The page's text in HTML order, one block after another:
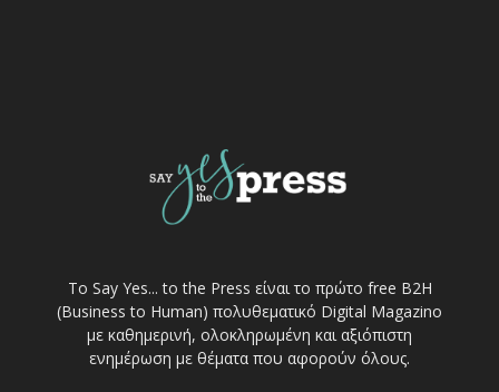
Το Say Yes... to the Press είναι το πρώτο free Β2Η
(Business to Human) πολυθεματικό Digital Magazino
με καθημερινή, ολοκληρωμένη και αξιόπιστη
ενημέρωση με θέματα που αφορούν όλους.